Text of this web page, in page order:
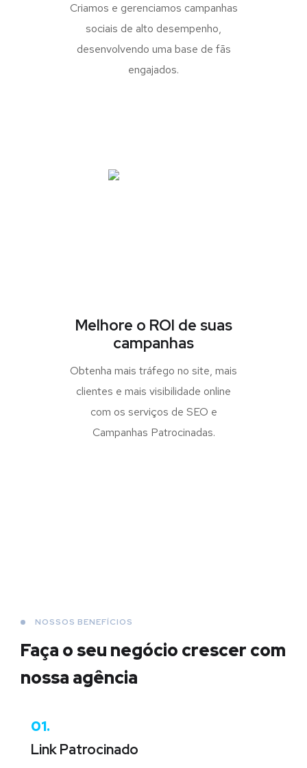
Criamos e gerenciamos campanhas
sociais de alto desempenho,
desenvolvendo uma base de fãs
engajados.
Melhore o ROI de suas
campanhas
Obtenha mais tráfego no site, mais
clientes e mais visibilidade online
com os serviços de SEO e
Campanhas Patrocinadas.
NOSSOS BENEFÍCIOS
Faça o seu negócio crescer com
nossa agência
01.
Link Patrocinado